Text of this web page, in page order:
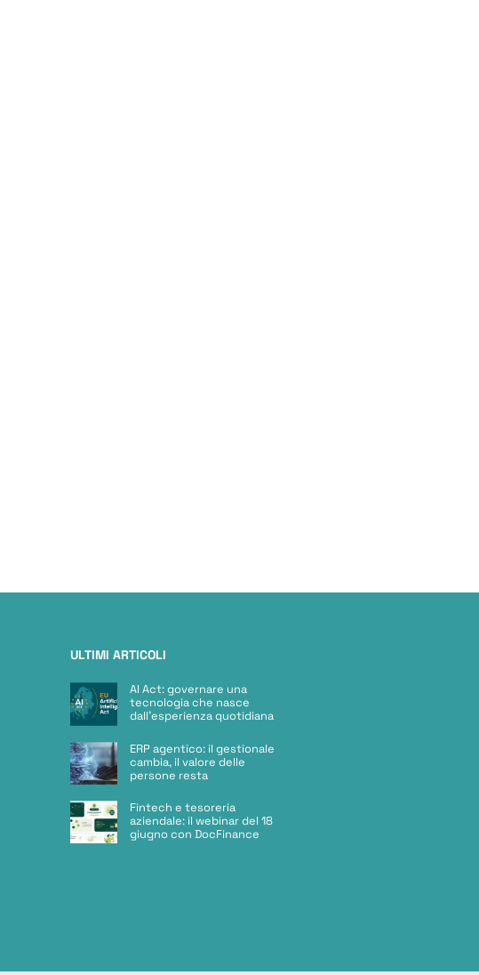
ULTIMI ARTICOLI
AI Act: governare una
tecnologia che nasce
dall’esperienza quotidiana
ERP agentico: il gestionale
cambia, il valore delle
persone resta
Fintech e tesoreria
aziendale: il webinar del 18
giugno con DocFinance